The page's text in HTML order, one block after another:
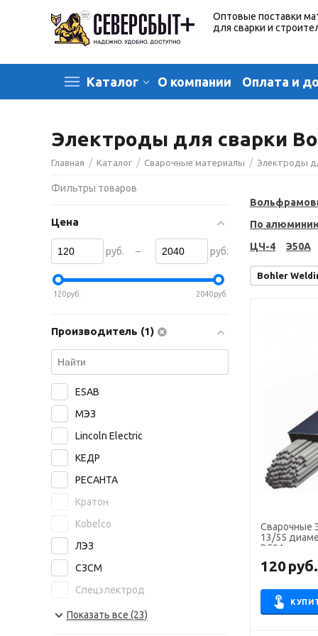
Оптовые поставки
для сварки и
Каталог О компании Оплата и
Электроды для сварки
Главная / Каталог / Сварочные материалы / Электроды
По
ЦЧ-4
Э50А
Bohler
Сварочные
13/55 диаметр 2,5 мм, пачка 3
Э50А,
120руб.
Фильтры товаров
Цена
руб. – руб.
120руб. 2040руб.
Производитель (1)
ESAB
МЭЗ
Lincoln Electric
КЕДР
РЕСАНТА
Кратон
Kobelco
ЛЭЗ
СЗСМ
Спецэлектрод
NITTETSU
Показать все (23)